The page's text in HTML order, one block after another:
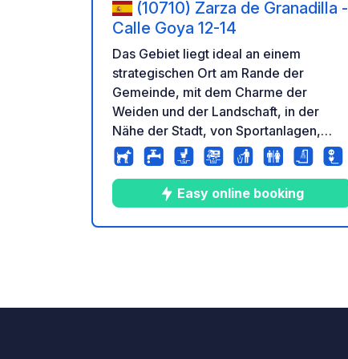
(10710) Zarza de Granadilla -
Calle Goya 12-14
Das Gebiet liegt ideal an einem
strategischen Ort am Rande der
Gemeinde, mit dem Charme der
Weiden und der Landschaft, in der
Nähe der Stadt, von Sportanlagen,
einem städtischen Schwimmbad,
Restaurants, Geschäften, einem
Tabakladen, einer Apotheke und einer
Tankstelle. Anschluss an die nur 6 km
entfernte Autobahn A66.
Easy online booking